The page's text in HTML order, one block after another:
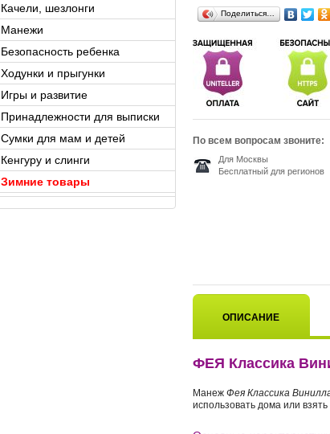
Качели, шезлонги
Манежи
Безопасность ребенка
Ходунки и прыгунки
Игры и развитие
Принадлежности для выписки
Сумки для мам и детей
Кенгуру и слинги
Зимние товары
Поделиться…
По всем вопросам звоните:
Для Москвы
Бесплатный для регионов
ОПИСАНИЕ
ФЕЯ Классика
МанежФея Классика
использовать дома или взять